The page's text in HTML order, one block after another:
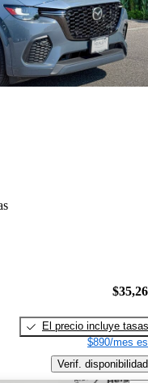
El precio incluye tasas
$890/mes
Verif. disponibilidad